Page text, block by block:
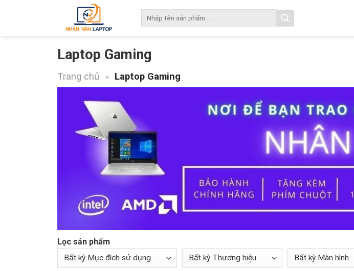
kiếm:
Laptop Gaming
Trang chủ » Laptop Gaming
Lọc sản phẩm